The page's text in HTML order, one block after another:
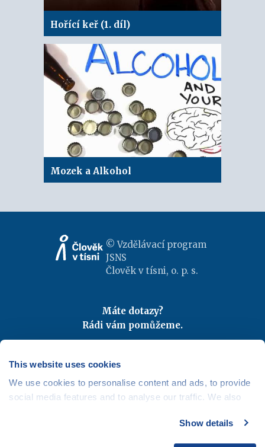
This website uses cookies
We use cookies to personalise content and ads, to provide
social media features and to analyse our traffic. We also
media, advertising and analytics partners who may
Show details
Hořící keř (1. díl)
Mozek a Alkohol
© Vzdělávací program
JSNS
Člověk v tísni, o. p. s.
Máte dotazy?
Rádi vám pomůžeme.
Odebírejte newslettery
Mapa webu |Kariéra
Osobní údaje|Cookies